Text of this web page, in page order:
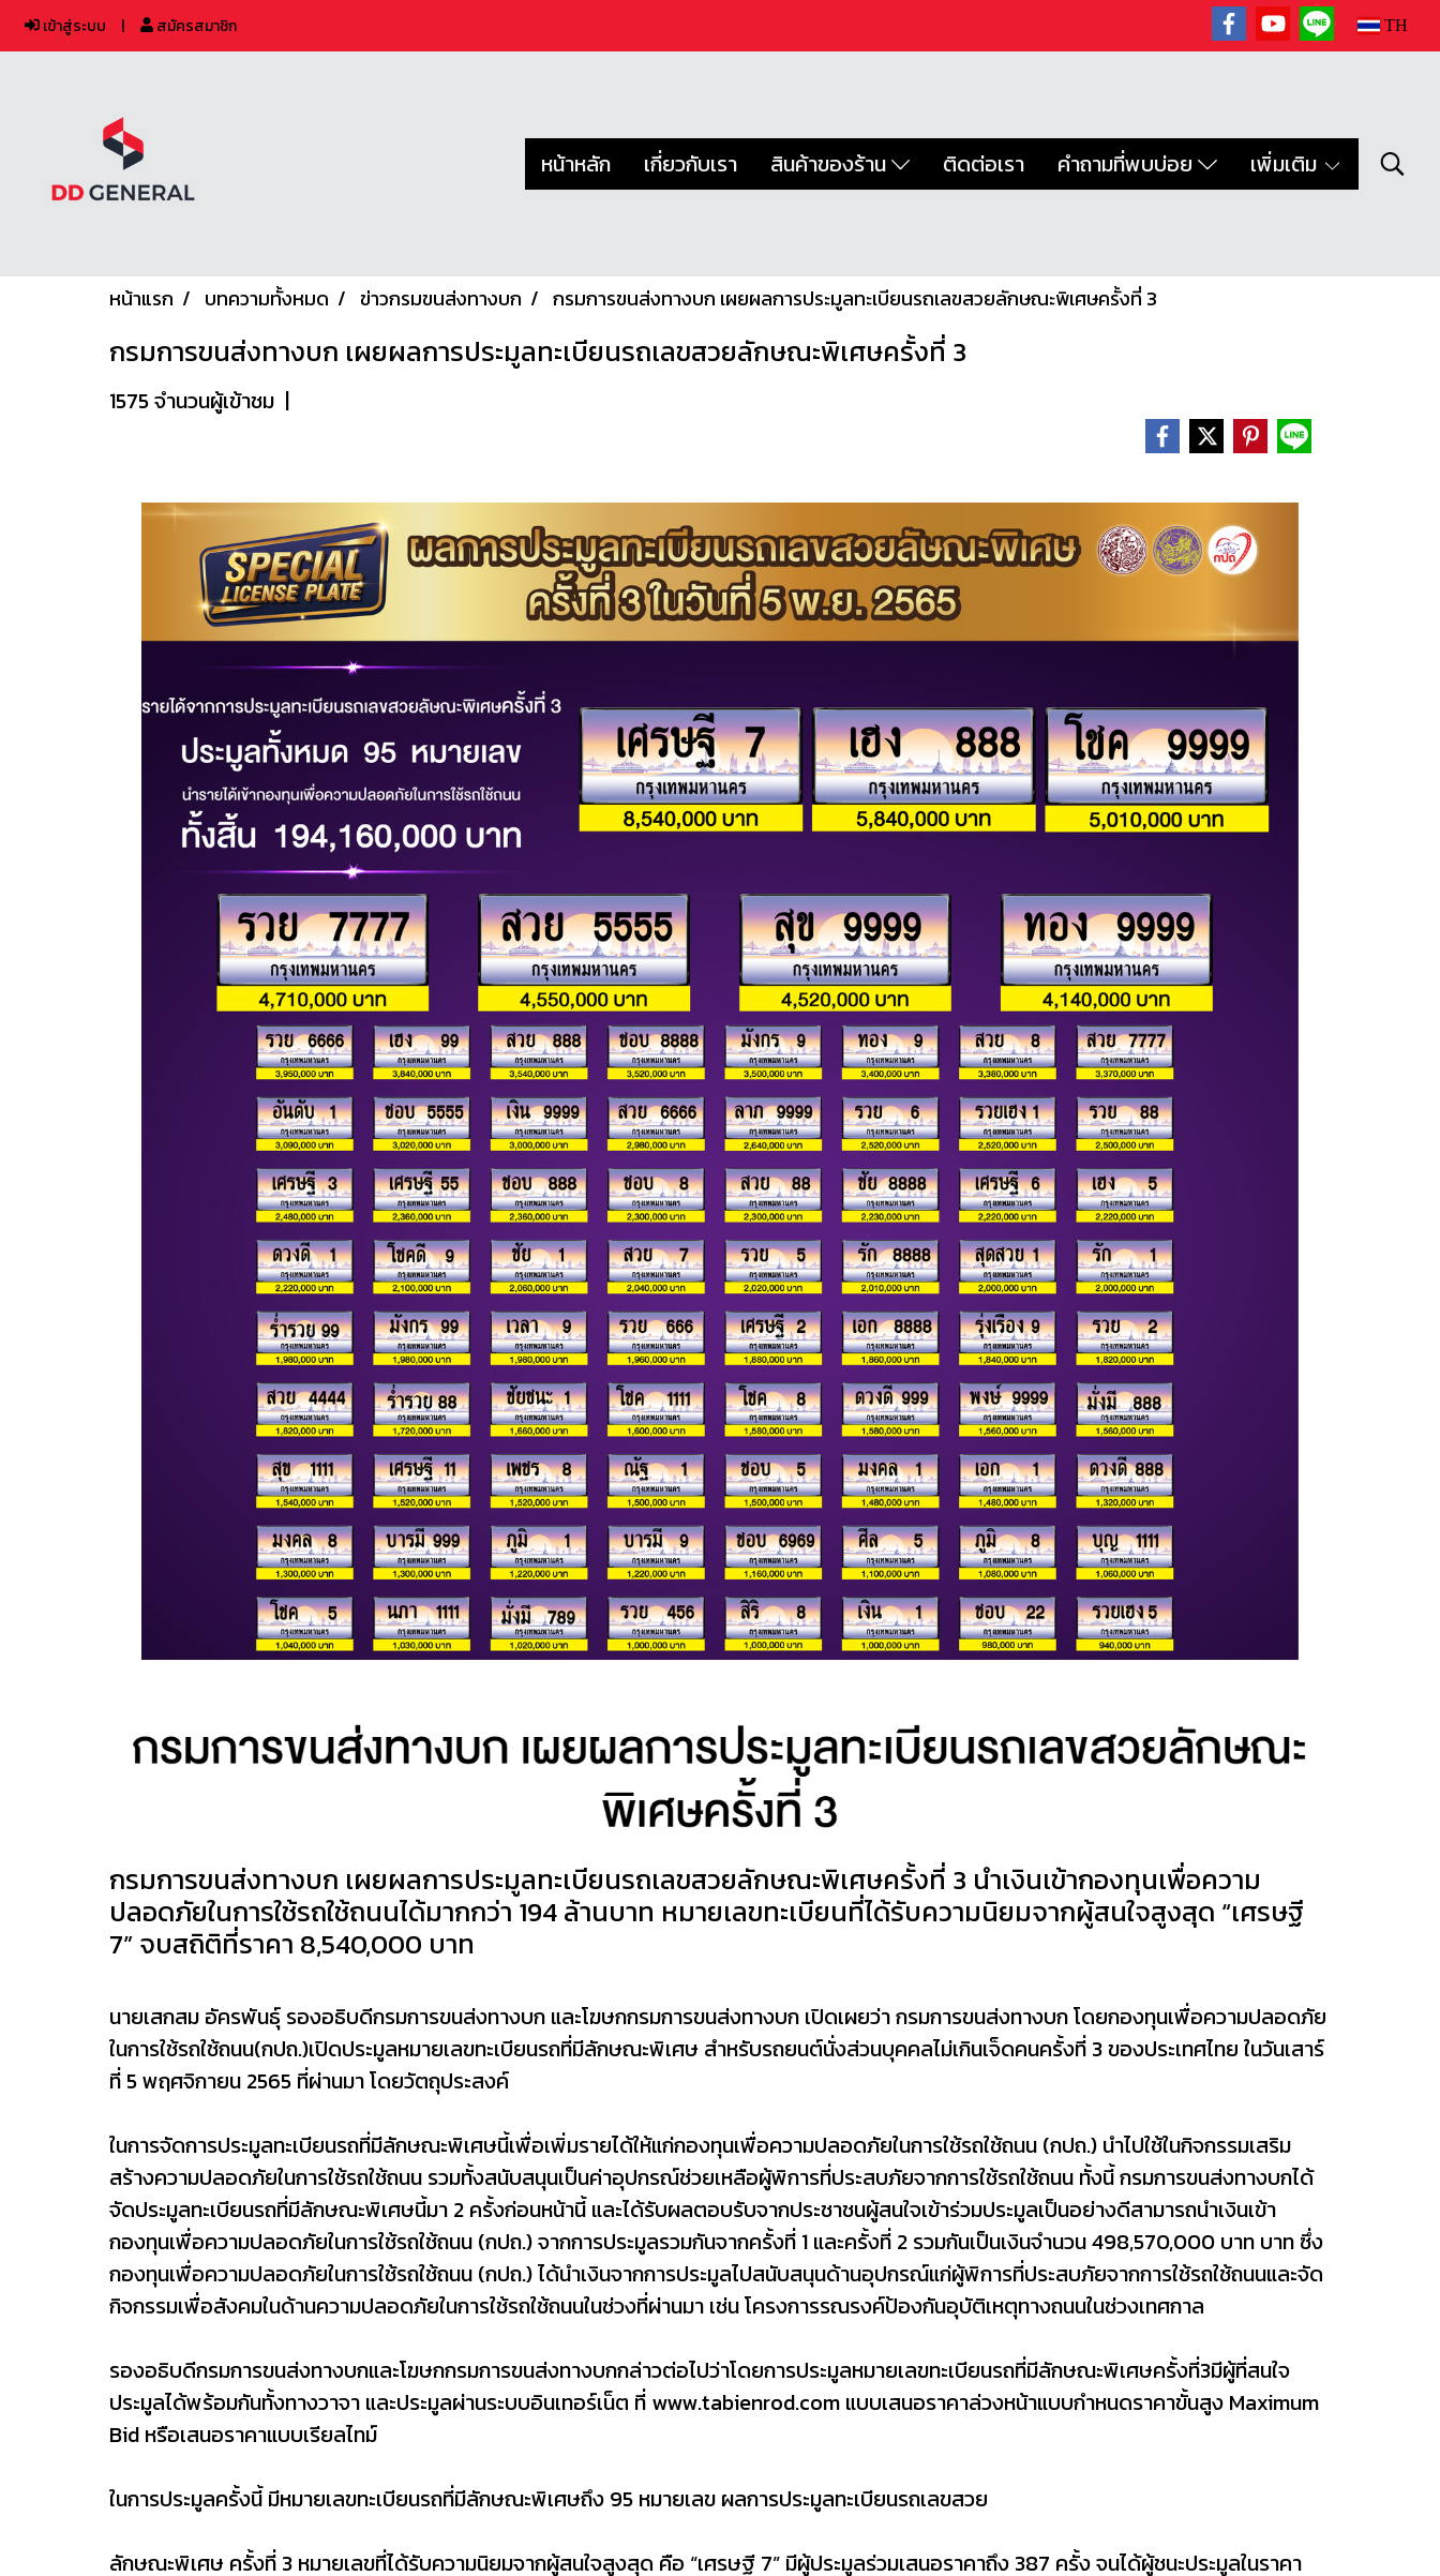
เข้าสู่ระบบ สมัครสมาชิก TH
หน้าหลัก เกี่ยวกับเรา สินค้าของร้าน ติดต่อเรา คำถามที่พบบ่อย เพิ่มเติม
หน้าแรก บทความทั้งหมด ข่าวกรมขนส่งทางบก กรมการขนส่งทางบก เผยผลการประมูลทะเบียนรถเลขสวยลักษณะพิเศษครั้งที่ 3
กรมการขนส่งทางบก เผยผลการประมูลทะเบียนรถเลขสวยลักษณะพิเศษครั้งที่ 3
1575 จำนวนผู้เข้าชม |
กรมการขนส่งทางบก เผยผลการประมูลทะเบียนรถเลขสวยลักษณะพิเศษครั้งที่ 3 นำเงินเข้ากองทุนเพื่อความ
ปลอดภัยในการใช้รถใช้ถนนได้มากกว่า 194 ล้านบาท หมายเลขทะเบียนที่ได้รับความนิยมจากผู้สนใจสูงสุด “เศรษฐี
7” จบสถิติที่ราคา 8,540,000 บาท
นายเสกสม อัครพันธุ์ รองอธิบดีกรมการขนส่งทางบก และโฆษกกรมการขนส่งทางบก เปิดเผยว่า กรมการขนส่งทางบก โดยกองทุนเพื่อความปลอดภัย
ในการใช้รถใช้ถนน(กปถ.)เปิดประมูลหมายเลขทะเบียนรถที่มีลักษณะพิเศษ สำหรับรถยนต์นั่งส่วนบุคคลไม่เกินเจ็ดคนครั้งที่ 3 ของประเทศไทย ในวันเสาร์
ที่ 5 พฤศจิกายน 2565 ที่ผ่านมา โดยวัตถุประสงค์
ในการจัดการประมูลทะเบียนรถที่มีลักษณะพิเศษนี้เพื่อเพิ่มรายได้ให้แก่กองทุนเพื่อความปลอดภัยในการใช้รถใช้ถนน (กปถ.) นำไปใช้ในกิจกรรมเสริม
สร้างความปลอดภัยในการใช้รถใช้ถนน รวมทั้งสนับสนุนเป็นค่าอุปกรณ์ช่วยเหลือผู้พิการที่ประสบภัยจากการใช้รถใช้ถนน ทั้งนี้ กรมการขนส่งทางบกได้
จัดประมูลทะเบียนรถที่มีลักษณะพิเศษนี้มา 2 ครั้งก่อนหน้านี้ และได้รับผลตอบรับจากประชาชนผู้สนใจเข้าร่วมประมูลเป็นอย่างดีสามารถนำเงินเข้า
กองทุนเพื่อความปลอดภัยในการใช้รถใช้ถนน (กปถ.) จากการประมูลรวมกันจากครั้งที่ 1 และครั้งที่ 2 รวมกันเป็นเงินจำนวน 498,570,000 บาท บาท ซึ่ง
กองทุนเพื่อความปลอดภัยในการใช้รถใช้ถนน (กปถ.) ได้นำเงินจากการประมูลไปสนับสนุนด้านอุปกรณ์แก่ผู้พิการที่ประสบภัยจากการใช้รถใช้ถนนและจัด
กิจกรรมเพื่อสังคมในด้านความปลอดภัยในการใช้รถใช้ถนนในช่วงที่ผ่านมา เช่น โครงการรณรงค์ป้องกันอุบัติเหตุทางถนนในช่วงเทศกาล
รองอธิบดีกรมการขนส่งทางบกและโฆษกกรมการขนส่งทางบกกล่าวต่อไปว่าโดยการประมูลหมายเลขทะเบียนรถที่มีลักษณะพิเศษครั้งที่3มีผู้ที่สนใจ
ประมูลได้พร้อมกันทั้งทางวาจา และประมูลผ่านระบบอินเทอร์เน็ต ที่ www.tabienrod.com แบบเสนอราคาล่วงหน้าแบบกำหนดราคาขั้นสูง Maximum
Bid หรือเสนอราคาแบบเรียลไทม์
ในการประมูลครั้งนี้ มีหมายเลขทะเบียนรถที่มีลักษณะพิเศษถึง 95 หมายเลข ผลการประมูลทะเบียนรถเลขสวย
ลักษณะพิเศษ ครั้งที่ 3 หมายเลขที่ได้รับความนิยมจากผู้สนใจสูงสุด คือ “เศรษฐี 7” มีผู้ประมูลร่วมเสนอราคาถึง 387 ครั้ง จนได้ผู้ชนะประมูลในราคา